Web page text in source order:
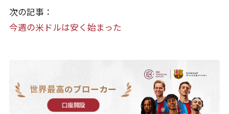
次の記事：
今週の米ドルは安く始まった
世界最高のブローカー
口座開設